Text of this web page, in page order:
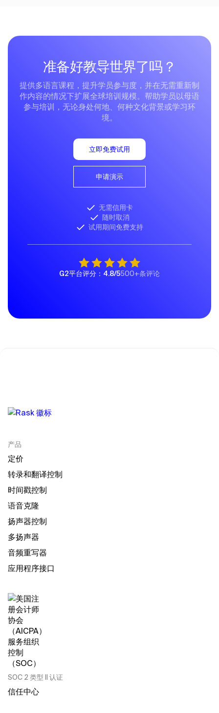
准备好教导世界了吗？
提供多语言课程，提升学员参与度，并在无需重新制
作内容的情况下扩展全球培训规模。帮助学员以母语
参与培训，无论身处何地、何种文化背景或学习环
境。
立即免费试用
申请演示
无需信用卡
随时取消
试用期间免费支持
G2平台评分：4.8/5500+条评论
产品
定价
转录和翻译控制
时间戳控制
语音克隆
扬声器控制
多扬声器
音频重写器
应用程序接口
SOC 2 类型 II 认证
信任中心